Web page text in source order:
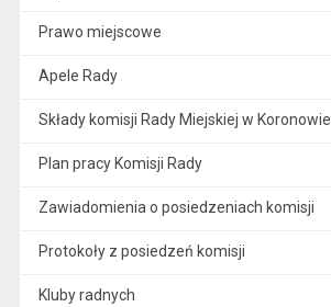
Prawo miejscowe
Apele Rady
Składy komisji Rady Miejskiej w Koronowie
Plan pracy Komisji Rady
Zawiadomienia o posiedzeniach komisji
Protokoły z posiedzeń komisji
Kluby radnych